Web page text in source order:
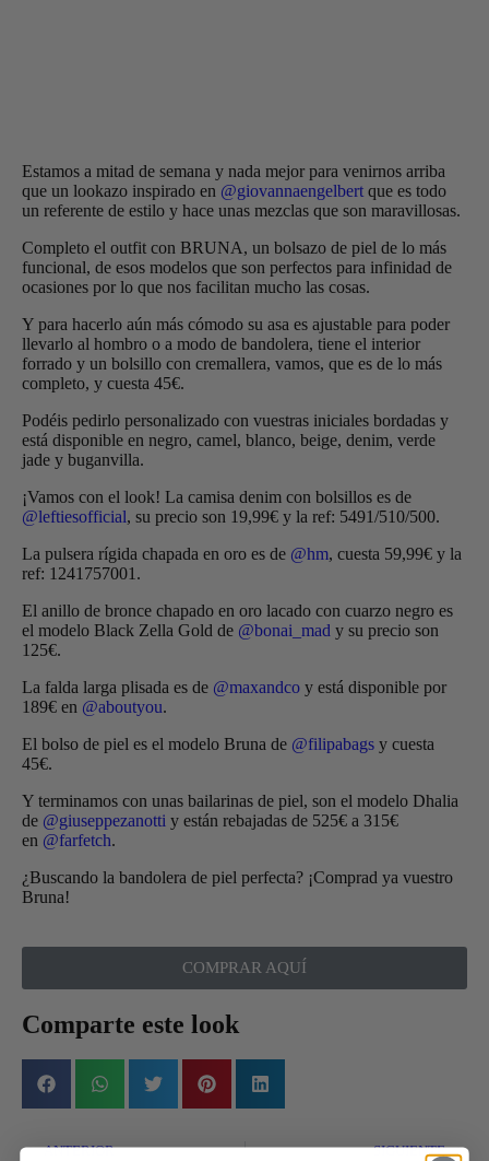
Estamos a mitad de semana y nada mejor para venirnos arriba
que un lookazo inspirado en @giovannaengelbert que es todo
un referente de estilo y hace unas mezclas que son maravillosas.
Completo el outfit con BRUNA, un bolsazo de piel de lo más
funcional, de esos modelos que son perfectos para infinidad de
ocasiones por lo que nos facilitan mucho las cosas.
Y para hacerlo aún más cómodo su asa es ajustable para poder
llevarlo al hombro o a modo de bandolera, tiene el interior
forrado y un bolsillo con cremallera, vamos, que es de lo más
completo, y cuesta 45€.
Podéis pedirlo personalizado con vuestras iniciales bordadas y
está disponible en negro, camel, blanco, beige, denim, verde
jade y buganvilla.
¡Vamos con el look! La camisa denim con bolsillos es de
@leftiesofficial, su precio son 19,99€ y la ref: 5491/510/500.
La pulsera rígida chapada en oro es de @hm, cuesta 59,99€ y la
ref: 1241757001.
El anillo de bronce chapado en oro lacado con cuarzo negro es
el modelo Black Zella Gold de @bonai_mad y su precio son
125€.
La falda larga plisada es de @maxandco y está disponible por
189€ en @aboutyou.
El bolso de piel es el modelo Bruna de @filipabags y cuesta
45€.
Y terminamos con unas bailarinas de piel, son el modelo Dhalia
de @giuseppezanotti y están rebajadas de 525€ a 315€
en @farfetch.
¿Buscando la bandolera de piel perfecta? ¡Comprad ya vuestro
Bruna!
COMPRAR AQUÍ
Comparte este look
ANTERIOR SIGUIENTE